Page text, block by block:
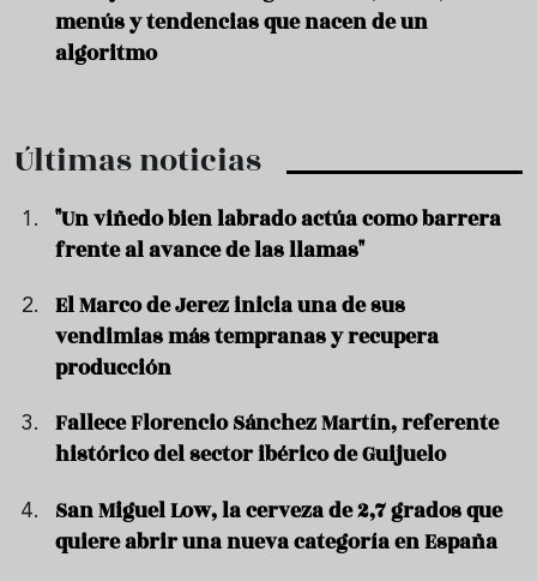
menús y tendencias que nacen de un
algoritmo
Últimas noticias
"Un viñedo bien labrado actúa como barrera
frente al avance de las llamas"
El Marco de Jerez inicia una de sus
vendimias más tempranas y recupera
producción
Fallece Florencio Sánchez Martín, referente
histórico del sector ibérico de Guijuelo
San Miguel Low, la cerveza de 2,7 grados que
quiere abrir una nueva categoría en España